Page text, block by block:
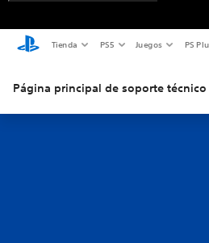
Tienda PS5 Juegos PS
Página principal de soporte técnico